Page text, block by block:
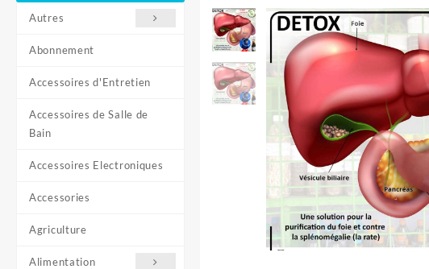
Autres
Abonnement
Accessoires d'Entretien
Accessoires de Salle de
Bain
Accessoires Electroniques
Accessories
Agriculture
Alimentation